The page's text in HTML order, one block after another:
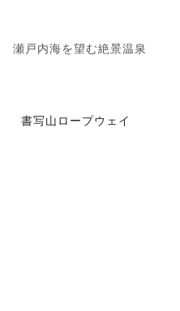
瀬戸内海を望む絶景温泉
書写山ロープウェイ